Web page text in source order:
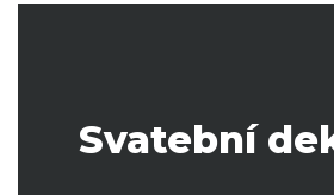
Svatební